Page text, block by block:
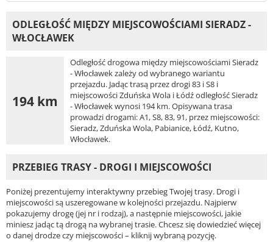
ODLEGŁOŚĆ MIĘDZY MIEJSCOWOŚCIAMI SIERADZ -
WŁOCŁAWEK
194 km
Odległość drogowa między miejscowościami Sieradz
- Włocławek zależy od wybranego wariantu
przejazdu. Jadąc trasą przez drogi 83 i S8 i
miejscowości Zduńska Wola i Łódź odległość Sieradz
- Włocławek wynosi 194 km. Opisywana trasa
prowadzi drogami: A1, S8, 83, 91, przez miejscowości:
Sieradz, Zduńska Wola, Pabianice, Łódź, Kutno,
Włocławek.
PRZEBIEG TRASY - DROGI I MIEJSCOWOŚCI
Poniżej prezentujemy interaktywny przebieg Twojej trasy. Drogi i
miejscowości są uszeregowane w kolejności przejazdu. Najpierw
pokazujemy drogę (jej nr i rodzaj), a następnie miejscowości, jakie
miniesz jadąc tą drogą na wybranej trasie. Chcesz się dowiedzieć więcej
o danej drodze czy miejscowości – kliknij wybraną pozycję.